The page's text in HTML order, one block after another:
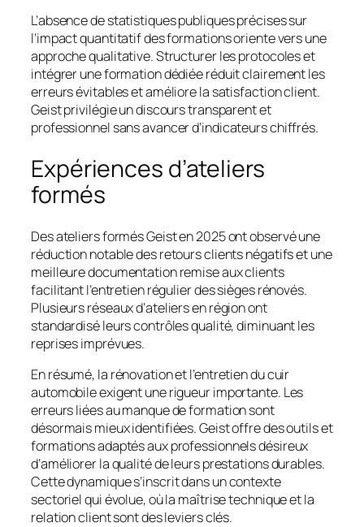
L’absence de statistiques publiques précises sur
l’impact quantitatif des formations oriente vers une
approche qualitative. Structurer les protocoles et
intégrer une formation dédiée réduit clairement les
erreurs évitables et améliore la satisfaction client.
Geist privilégie un discours transparent et
professionnel sans avancer d’indicateurs chiffrés.
Expériences d’ateliers
formés
Des ateliers formés Geist en 2025 ont observé une
réduction notable des retours clients négatifs et une
meilleure documentation remise aux clients
facilitant l’entretien régulier des sièges rénovés.
Plusieurs réseaux d’ateliers en région ont
standardisé leurs contrôles qualité, diminuant les
reprises imprévues.
En résumé, la rénovation et l’entretien du cuir
automobile exigent une rigueur importante. Les
erreurs liées au manque de formation sont
désormais mieux identifiées. Geist offre des outils et
formations adaptés aux professionnels désireux
d’améliorer la qualité de leurs prestations durables.
Cette dynamique s’inscrit dans un contexte
sectoriel qui évolue, où la maîtrise technique et la
relation client sont des leviers clés.